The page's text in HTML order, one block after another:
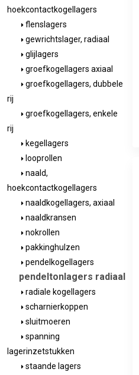
hoekcontactkogellagers
flenslagers
gewrichtslager, radiaal
glijlagers
groefkogellagers axiaal
groefkogellagers, dubbele
rij
groefkogellagers, enkele
rij
kegellagers
looprollen
naald,
hoekcontactkogellagers
naaldkogellagers, axiaal
naaldkransen
nokrollen
pakkinghulzen
pendelkogellagers
pendeltonlagers radiaal
radiale kogellagers
scharnierkoppen
sluitmoeren
spanning
lagerinzetstukken
staande lagers